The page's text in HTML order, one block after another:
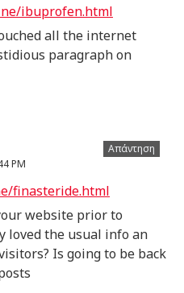
ibuprofen.html
all the internet
paragraph on
PM
finasteride.html
Απάντηση
website prior to
loved the usual info an
Is going to be back